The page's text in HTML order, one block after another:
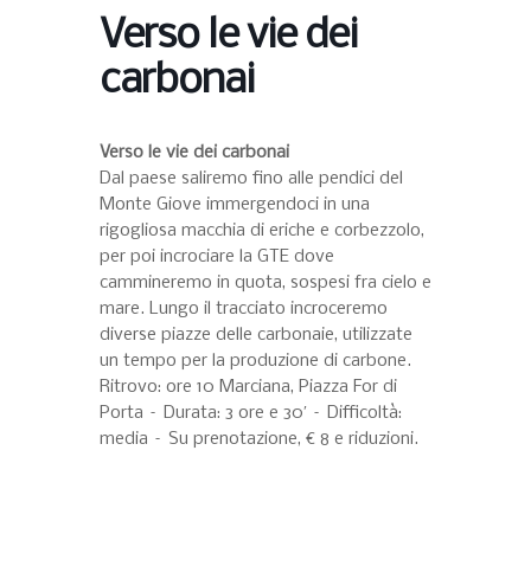
Verso le vie dei
carbonai
Verso le vie dei carbonai
Dal paese saliremo fino alle pendici del
Monte Giove immergendoci in una
rigogliosa macchia di eriche e corbezzolo,
per poi incrociare la GTE dove
cammineremo in quota, sospesi fra cielo e
mare. Lungo il tracciato incroceremo
diverse piazze delle carbonaie, utilizzate
un tempo per la produzione di carbone.
Ritrovo: ore 10 Marciana, Piazza For di
Porta – Durata: 3 ore e 30′ – Difficoltà:
media – Su prenotazione, € 8 e riduzioni.